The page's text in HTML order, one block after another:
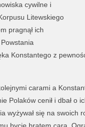
cywilne i
Litewskiego
pragnął ich
Konstantego z
carami a
Polaków cenił i dbał o
wyżywał się na swoich